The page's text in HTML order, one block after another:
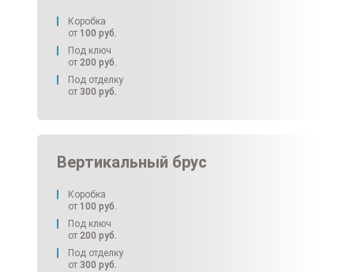
Коробка
от 100 руб.
Под ключ
от 200 руб.
Под отделку
от 300 руб.
Вертикальный брус
Коробка
от 100 руб.
Под ключ
от 200 руб.
Под отделку
от 300 руб.